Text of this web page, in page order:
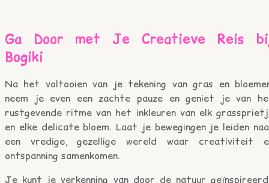
Ga Door met Je Creatieve Reis
Bogiki
Na het voltooien van je tekening van gras en
neem je even een zachte pauze en geniet je van
rustgevende ritme van het inkleuren van elk
en elke delicate bloem. Laat je bewegingen je leiden
een vredige, gezellige wereld waar creativiteit
ontspanning samenkomen.
Je kunt je verkenning van door de natuur